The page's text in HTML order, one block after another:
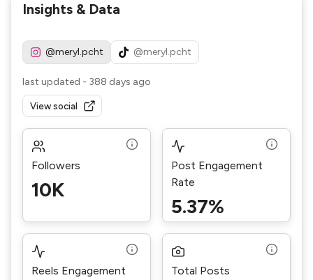
Insights & Data
@meryl.pcht @meryl.pcht
last updated - 388 days ago
View social
Followers
10K
Post Engagement
Rate
5.37%
Reels Engagement
Total Posts